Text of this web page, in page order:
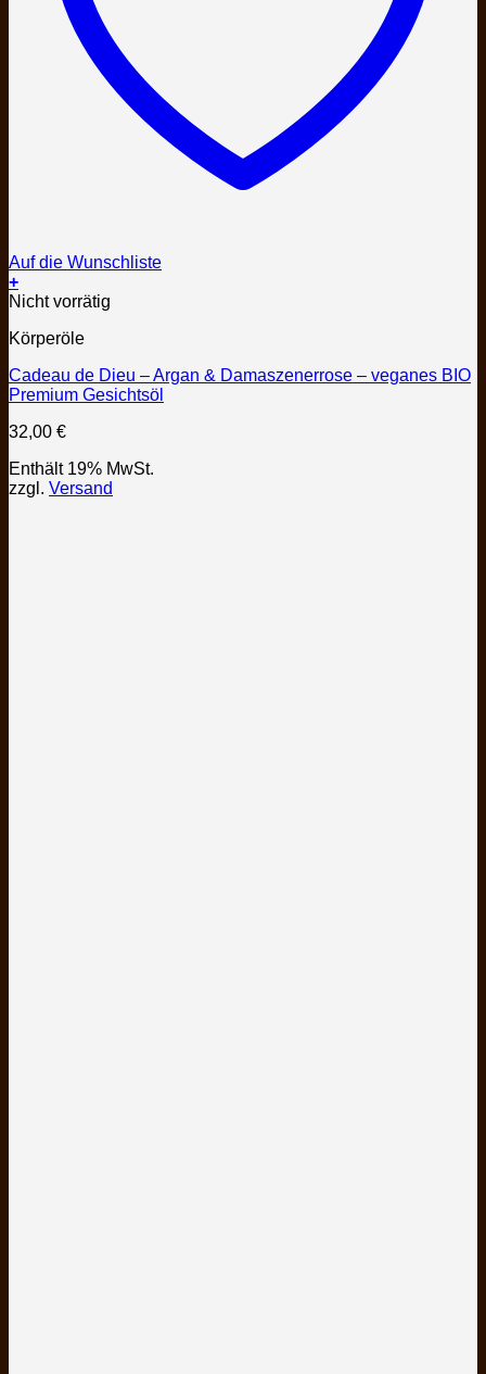
Auf die Wunschliste
+
Nicht vorrätig
Körperöle
Cadeau de Dieu – Argan & Damaszenerrose – veganes BIO
Premium Gesichtsöl
32,00 €
Enthält 19% MwSt.
zzgl. Versand